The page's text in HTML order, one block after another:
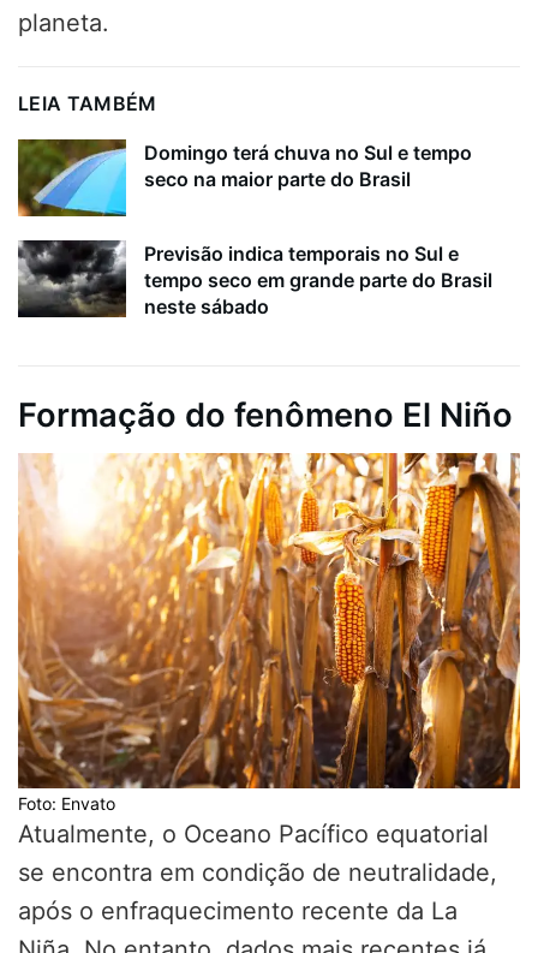
planeta.
LEIA TAMBÉM
Domingo terá chuva no Sul e tempo
seco na maior parte do Brasil
Previsão indica temporais no Sul e
tempo seco em grande parte do Brasil
neste sábado
Formação do fenômeno El Niño
Foto: Envato
Atualmente, o Oceano Pacífico equatorial
se encontra em condição de neutralidade,
após o enfraquecimento recente da La